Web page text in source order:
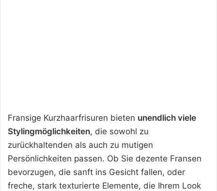
Fransige Kurzhaarfrisuren bieten unendlich viele
Stylingmöglichkeiten, die sowohl zu
zurückhaltenden als auch zu mutigen
Persönlichkeiten passen. Ob Sie dezente Fransen
bevorzugen, die sanft ins Gesicht fallen, oder
freche, stark texturierte Elemente, die Ihrem Look